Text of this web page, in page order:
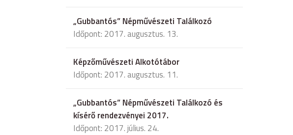
„Gubbantós” Népművészeti Találkozó
Időpont: 2017. augusztus. 13.
Képzőművészeti Alkotótábor
Időpont: 2017. augusztus. 11.
„Gubbantós” Népművészeti Találkozó és
kísérő rendezvényei 2017.
Időpont: 2017. július. 24.